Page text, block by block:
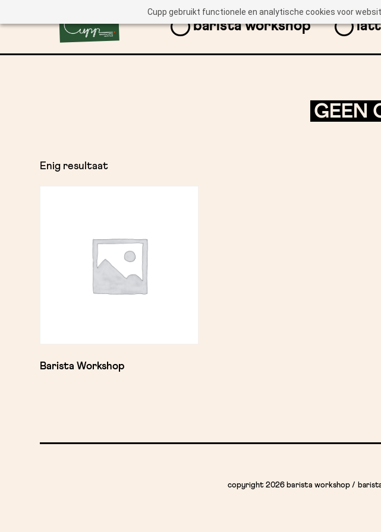
Cupp gebruikt functionele en analytische cookies voor
barista workshop
GEEN
Enig resultaat
Barista Workshop
copyright 2026 barista workshop /